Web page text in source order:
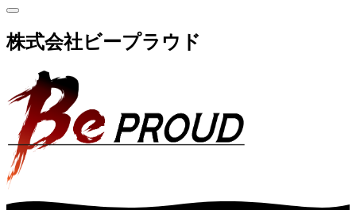
株式会社ビープラウド